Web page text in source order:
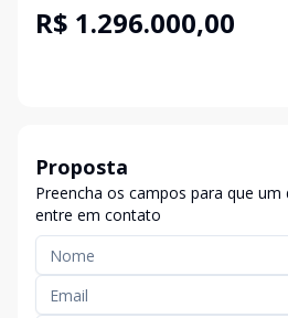
R$ 1.296.000,00
Proposta
Preencha os campos para que um
entre em contato